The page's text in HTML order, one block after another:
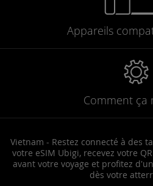
Appareils
Comment ça
Vietnam - Restez connecté à des
votre eSIM Ubigi, recevez votre
avant votre voyage et profitez
dès votre